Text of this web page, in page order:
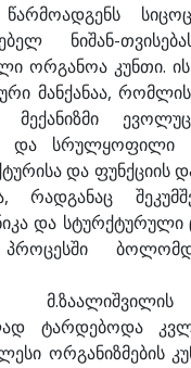
ნიშან-
ორგანოა კუნთი.
მანქანაა,
მექანიზმი
და სრულყოფილი
და ფუნქციის
რადგანაც
და
პროცესში
ტარდებოდა
ორგანიზმების